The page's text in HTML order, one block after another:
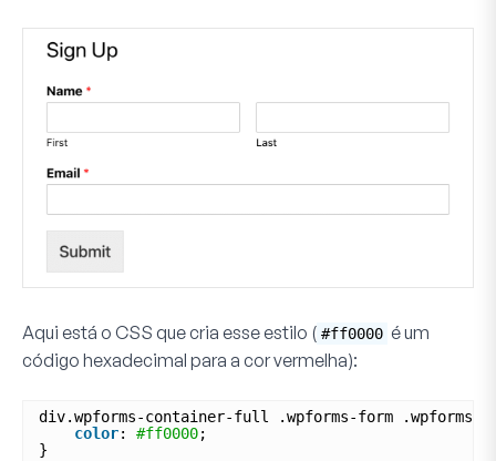
Aqui está o CSS que cria esse estilo ( #ff0000 é um
código hexadecimal para a cor vermelha):
div.wpforms-container-full .wpforms-form .wpforms-
color: #ff0000;
}